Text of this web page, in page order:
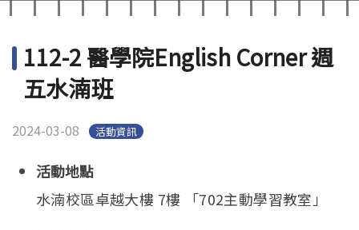
檔案下載
112-2 醫學院English Corner 週
五水湳班
2024-03-08 活動資訊
活動地點
水湳校區卓越大樓 7樓 「702主動學習教室」